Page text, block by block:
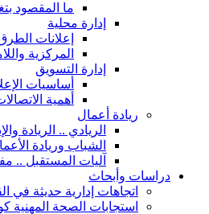
ما المقصود
إدارة محلية
إعلانات
المركزية
إدارة التسويق
أساسيات
أهمية
ريادة أعمال
الريادي .. الريادة
الشباب وريادة
آليات المستقبل ..
دراسات وأبحاث
اتجاهات إدارية حديثة في
استجابات الصحة المهنية